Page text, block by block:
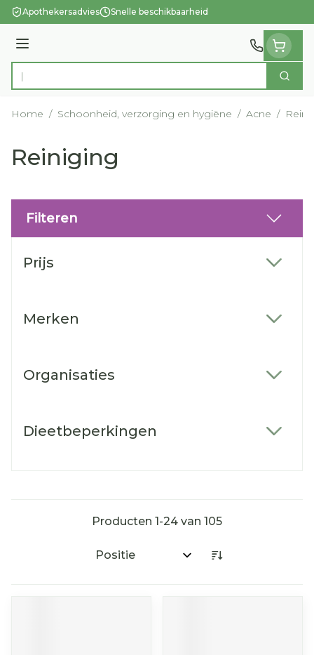
Ga naar de inhoud
Apothekersadvies Snelle beschikbaarheid
Menu
Product, merk, categorie... Zoek
Home / Schoonheid, verzorging en hygiëne / Acne /
Reiniging
Filteren
Prijs
Merken
Organisaties
Dieetbeperkingen
Producten 1-24 van 105
Sorteer op: